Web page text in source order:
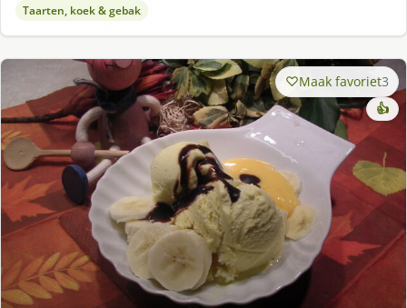
Taarten, koek & gebak
Maak favoriet3
👍